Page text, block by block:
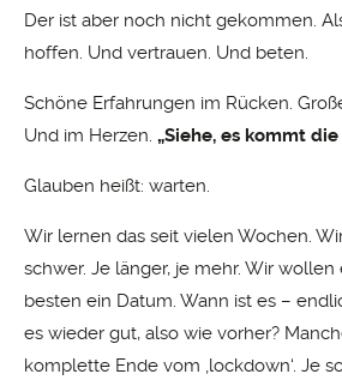
Der ist aber noch nicht gekommen.
hoffen. Und vertrauen. Und beten.
Schöne Erfahrungen im Rücken.
Und im Herzen. „Siehe, es kommt die
Glauben heißt: warten.
Wir lernen das seit vielen Wochen.
schwer. Je länger, je mehr. Wir
besten ein Datum. Wann ist es –
es wieder gut, also wie vorher?
komplette Ende vom ‚lockdown‘. Je